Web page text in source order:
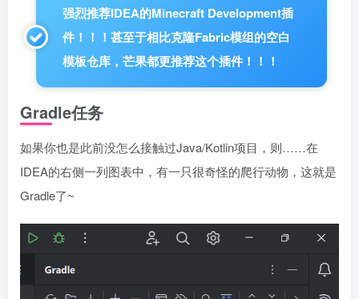
强烈推荐IDEA的Minecraft Development插
件！！！甚至于相比克隆Fabric模组的空白
模板仓库，芒果都更推荐这个插件！！！
Gradle任务
如果你也是此前没怎么接触过Java/Kotlin项目，则……在
IDEA的右侧一列图表中，有一只很奇怪的爬行动物，这就是
Gradle了~